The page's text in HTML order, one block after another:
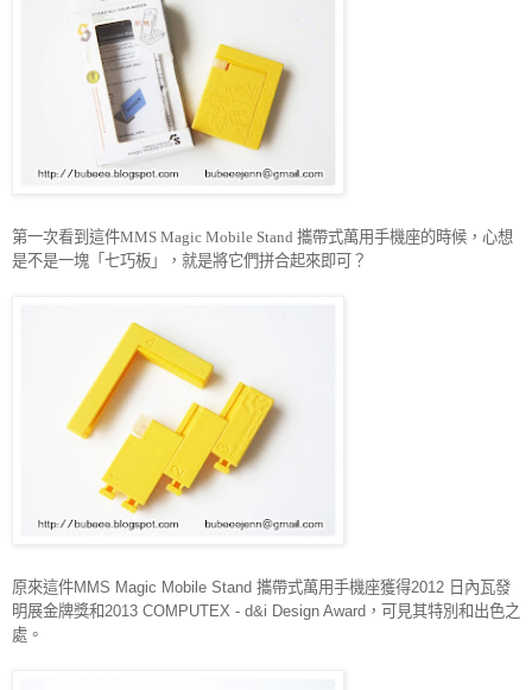
第一次看到這件MMS Magic Mobile Stand 攜帶式萬用手機座的時候，心想
是不是一塊「七巧板」，就是將它們拼合起來即可？
原來這件MMS Magic Mobile Stand 攜帶式萬用手機座獲得2012 日內瓦發
明展金牌獎和2013 COMPUTEX - d&i Design Award ，可見其特別和出色之
處。